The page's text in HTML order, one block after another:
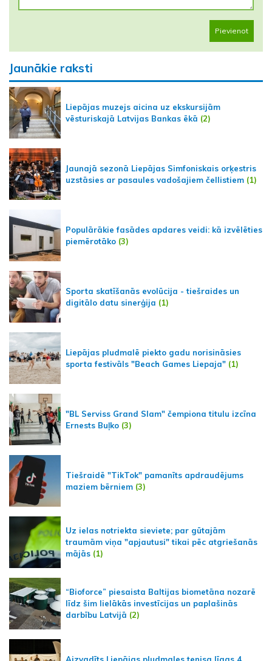
Pievienot
Jaunākie raksti
Liepājas muzejs aicina uz ekskursijām
vēsturiskajā Latvijas Bankas ēkā (2)
Jaunajā sezonā Liepājas Simfoniskais orķestris
uzstāsies ar pasaules vadošajiem čellistiem (1)
Populārākie fasādes apdares veidi: kā izvēlēties
piemērotāko (3)
Sporta skatīšanās evolūcija - tiešraides un
digitālo datu sinerģija (1)
Liepājas pludmalē piekto gadu norisināsies
sporta festivāls "Beach Games Liepaja" (1)
"BL Serviss Grand Slam" čempiona titulu izcīna
Ernests Buļko (3)
Tiešraidē "TikTok" pamanīts apdraudējums
maziem bērniem (3)
Uz ielas notriekta sieviete; par gūtajām
traumām viņa "apjautusi" tikai pēc atgriešanās
mājās (1)
“Bioforce” piesaista Baltijas biometāna nozarē
līdz šim lielākās investīcijas un paplašinās
darbību Latvijā (2)
Aizvadīts Liepājas pludmales tenisa līgas 4.